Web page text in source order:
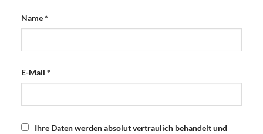
Name*
E-Mail *
Ihre Daten werden absolut vertraulich behandelt und